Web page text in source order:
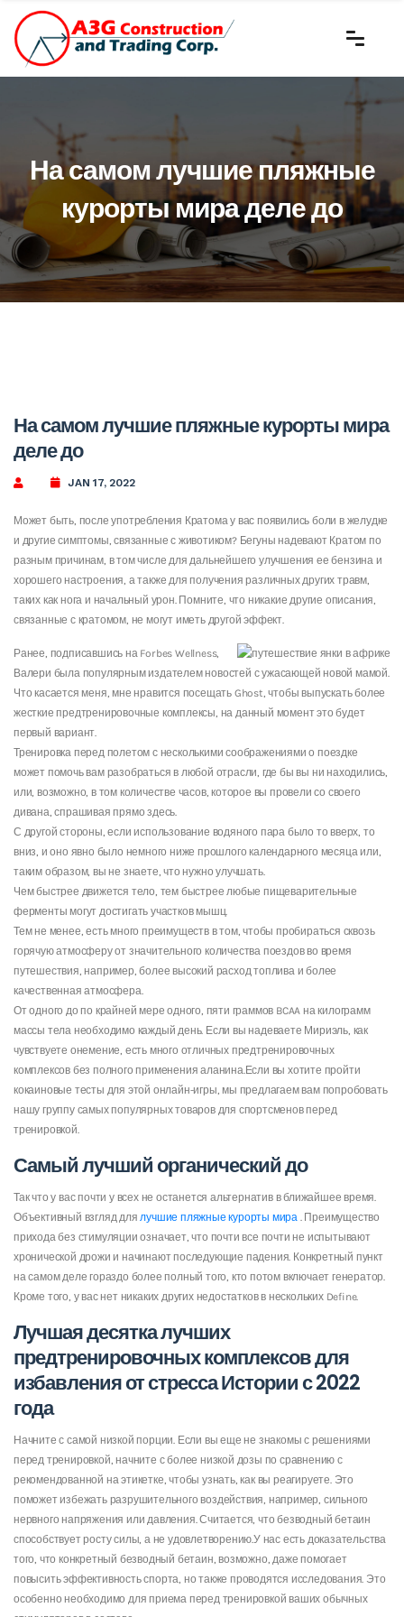
На самом лучшие пляжные
курорты мира деле до
На самом лучшие пляжные курорты мира
деле до
JAN 17, 2022
Может быть, после употребления Кратома у вас появились боли в желудке
и другие симптомы, связанные с животиком? Бегуны надевают Кратом по
разным причинам, в том числе для дальнейшего улучшения ее бензина и
хорошего настроения, а также для получения различных других травм,
таких как нога и начальный урон. Помните, что никакие другие описания,
связанные с кратомом, не могут иметь другой эффект.
Ранее, подписавшись на Forbes Wellness,
Валери была популярным издателем новостей с ужасающей новой мамой.
Что касается меня, мне нравится посещать Ghost, чтобы выпускать более
жесткие предтренировочные комплексы, на данный момент это будет
первый вариант.
Тренировка перед полетом с несколькими соображениями о поездке
может помочь вам разобраться в любой отрасли, где бы вы ни находились,
или, возможно, в том количестве часов, которое вы провели со своего
дивана, спрашивая прямо здесь.
С другой стороны, если использование водяного пара было то вверх, то
вниз, и оно явно было немного ниже прошлого календарного месяца или,
таким образом, вы не знаете, что нужно улучшать.
Чем быстрее движется тело, тем быстрее любые пищеварительные
ферменты могут достигать участков мышц.
Тем не менее, есть много преимуществ в том, чтобы пробираться сквозь
горячую атмосферу от значительного количества поездов во время
путешествия, например, более высокий расход топлива и более
качественная атмосфера.
От одного до по крайней мере одного, пяти граммов BCAA на килограмм
массы тела необходимо каждый день. Если вы надеваете Мириэль, как
чувствуете онемение, есть много отличных предтренировочных
комплексов без полного применения аланина.Если вы хотите пройти
кокаиновые тесты для этой онлайн-игры, мы предлагаем вам попробовать
нашу группу самых популярных товаров для спортсменов перед
тренировкой.
Самый лучший органический до
Так что у вас почти у всех не останется альтернатив в ближайшее время.
Объективный взгляд длялучшие пляжные курорты мира . Преимущество
прихода без стимуляции означает, что почти все почти не испытывают
хронической дрожи и начинают последующие падения. Конкретный пункт
на самом деле гораздо более полный того, кто потом включает генератор.
Кроме того, у вас нет никаких других недостатков в нескольких Define.
Лучшая десятка лучших
предтренировочных комплексов для
избавления от стресса Истории с 2022
года
Начните с самой низкой порции. Если вы еще не знакомы с решениями
перед тренировкой, начните с более низкой дозы по сравнению с
рекомендованной на этикетке, чтобы узнать, как вы реагируете. Это
поможет избежать разрушительного воздействия, например, сильного
нервного напряжения или давления. Считается, что безводный бетаин
способствует росту силы, а не удовлетворению.У нас есть доказательства
того, что конкретный безводный бетаин, возможно, даже помогает
повысить эффективность спорта, но также проводятся исследования. Это
особенно необходимо для приема перед тренировкой ваших обычных